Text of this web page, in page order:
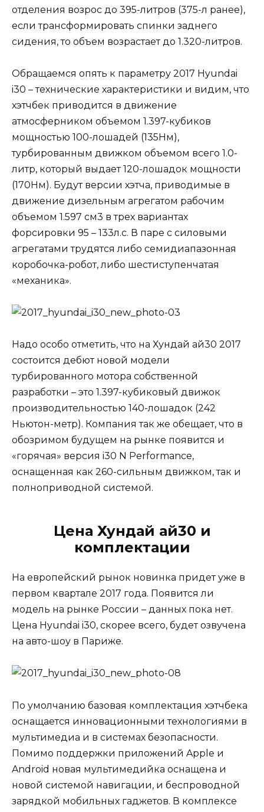
отделения возрос до 395-литров (375-л ранее),
если трансформировать спинки заднего
сидения, то объем возрастает до 1.320-литров.
Обращаемся опять к параметру 2017 Hyundai
i30 – технические характеристики и видим, что
хэтчбек приводится в движение
атмосферником объемом 1.397-кубиков
мощностью 100-лошадей (135Нм),
турбированным движком объемом всего 1.0-
литр, который выдает 120-лошадок мощности
(170Нм). Будут версии хэтча, приводимые в
движение дизельным агрегатом рабочим
объемом 1.597 см3 в трех вариантах
форсировки 95 – 133л.с. В паре с силовыми
агрегатами трудятся либо семидиапазонная
коробочка-робот, либо шестиступенчатая
«механика».
Надо особо отметить, что на Хундай ай30 2017
состоится дебют новой модели
турбированного мотора собственной
разработки – это 1.397-кубиковый движок
производительностью 140-лошадок (242
Ньютон-метр). Компания так же обещает, что в
обозримом будущем на рынке появится и
«горячая» версия i30 N Performance,
оснащенная как 260-сильным движком, так и
полноприводной системой.
Цена Хундай ай30 и
комплектации
На европейский рынок новинка придет уже в
первом квартале 2017 года. Появится ли
модель на рынке России – данных пока нет.
Цена Hyundai i30, скорее всего, будет озвучена
на авто-шоу в Париже.
По умолчанию базовая комплектация хэтчбека
оснащается инновационными технологиями в
мультимедиа и в системах безопасности.
Помимо поддержки приложений Apple и
Android новая мультимедийка оснащена и
новой системой навигации, и беспроводной
зарядкой мобильных гаджетов. В комплексе